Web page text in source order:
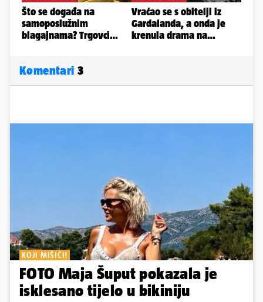
Komentari 3
KOJI MIŠIĆI!
FOTO Maja Šuput pokazala je
isklesano tijelo u bikiniju